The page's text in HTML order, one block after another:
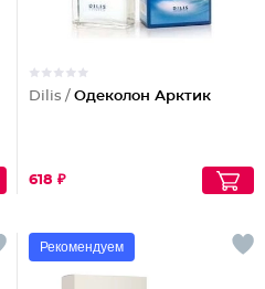
Dilis / Одеколон Арктик
618 ₽
Рекомендуем